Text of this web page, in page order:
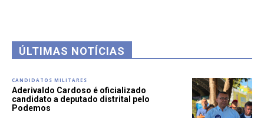
ÚLTIMAS NOTÍCIAS
CANDIDATOS MILITARES
Aderivaldo Cardoso é oficializado
candidato a deputado distrital pelo
Podemos